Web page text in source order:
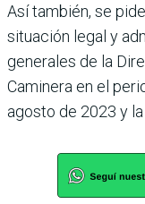
Así también, se
situación legal y
generales de la
Caminera en el
agosto de 2023 y la